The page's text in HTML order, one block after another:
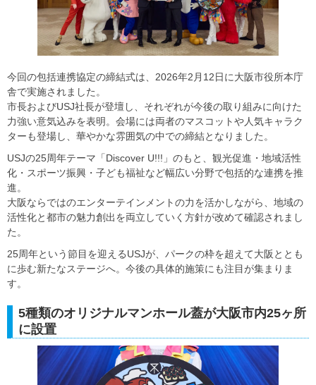
今回の包括連携協定の締結式は、2026年2月12日に大阪市役所本庁
舎で実施されました。
市長およびUSJ社長が登壇し、それぞれが今後の取り組みに向けた
力強い意気込みを表明。会場には両者のマスコットや人気キャラク
ターも登場し、華やかな雰囲気の中での締結となりました。
USJの25周年テーマ「Discover U!!!」のもと、観光促進・地域活性
化・スポーツ振興・子ども福祉など幅広い分野で包括的な連携を推
進。
大阪ならではのエンターテインメントの力を活かしながら、地域の
活性化と都市の魅力創出を両立していく方針が改めて確認されまし
た。
25周年という節目を迎えるUSJが、パークの枠を超えて大阪ととも
に歩む新たなステージへ。今後の具体的施策にも注目が集まりま
す。
5種類のオリジナルマンホール蓋が大阪市内25ヶ所
に設置